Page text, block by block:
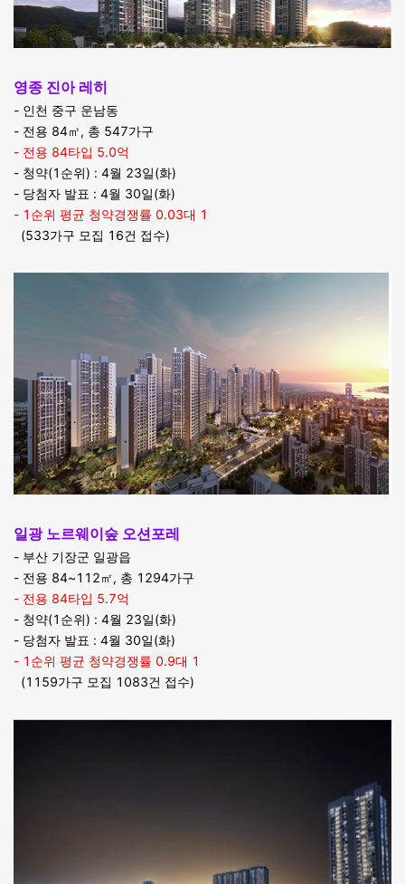
영종 진아 레히
- 인천 중구 운남동
- 전용 84㎡, 총 547가구
- 전용 84타입 5.0억
- 청약(1순위) : 4월 23일(화)
- 당첨자 발표 : 4월 30일(화)
- 1순위 평균 청약경쟁률 0.03대 1
(533가구 모집 16건 접수)
일광 노르웨이숲 오션포레
- 부산 기장군 일광읍
- 전용 84~112㎡, 총 1294가구
- 전용 84타입 5.7억
- 청약(1순위) : 4월 23일(화)
- 당첨자 발표 : 4월 30일(화)
- 1순위 평균 청약경쟁률 0.9대 1
(1159가구 모집 1083건 접수)